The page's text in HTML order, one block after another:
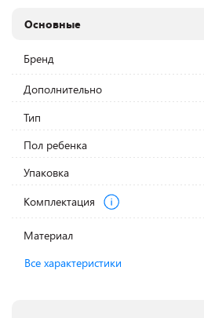
Основные
Бренд
Дополнительно
Тип
Пол ребенка
Упаковка
Комплектация
Материал
Все характеристики